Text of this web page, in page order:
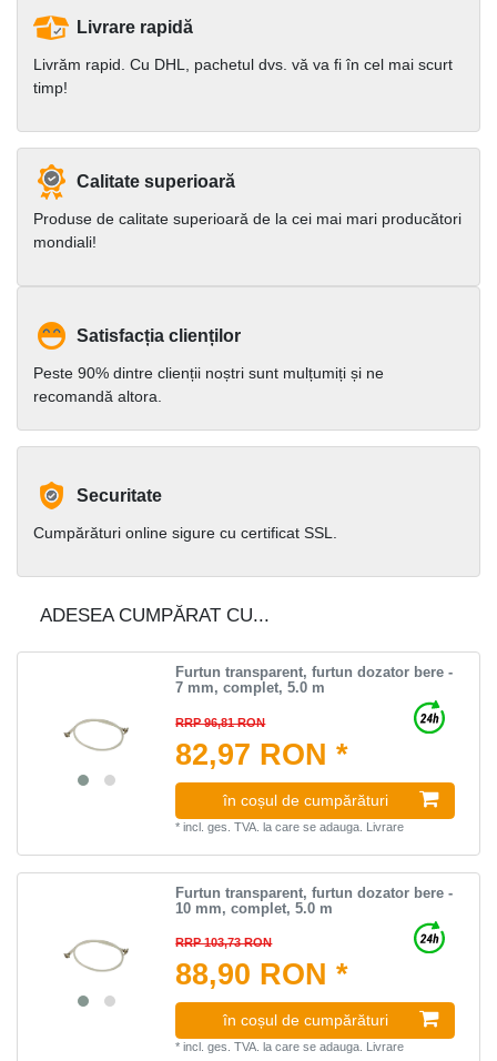
Livrare rapidă
Livrăm rapid. Cu DHL, pachetul dvs. vă va fi în cel mai scurt
timp!
Calitate superioară
Produse de calitate superioară de la cei mai mari producători
mondiali!
Satisfacția clienților
Peste 90% dintre clienții noștri sunt mulțumiți și ne
recomandă altora.
Securitate
Cumpărături online sigure cu certificat SSL.
ADESEA CUMPĂRAT CU...
Furtun transparent, furtun dozator bere -
7 mm, complet, 5.0 m
RRP 96,81 RON
82,97 RON *
în coșul de cumpărături
*incl. ges. TVA. la care se adauga. Livrare
Furtun transparent, furtun dozator bere -
10 mm, complet, 5.0 m
RRP 103,73 RON
88,90 RON *
în coșul de cumpărături
*incl. ges. TVA. la care se adauga. Livrare